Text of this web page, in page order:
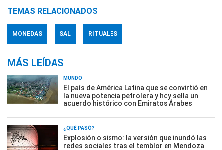
TEMAS RELACIONADOS
MONEDAS SAL RITUALES
MÁS LEÍDAS
MUNDO
El país de América Latina que se convirtió en
la nueva potencia petrolera y hoy sella un
acuerdo histórico con Emiratos Árabes
¿QUÉ PASÓ?
Explosión o sismo: la versión que inundó las
redes sociales tras el temblor en Mendoza